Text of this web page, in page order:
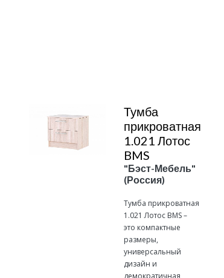
Тумба
прикроватная
1.021 Лотос
BMS
"Бэст-Мебель"
(Россия)
Тумба прикроватная
1.021 Лотос BMS –
это компактные
размеры,
универсальный
дизайн и
демократичная